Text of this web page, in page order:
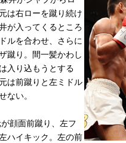
は右ローを蹴り続け
が入ってくるところ
ルを合わせ、さらに
蹴り。間一髪かわし
入り込もうとする
は前蹴りと左ミドル
ない。
顔面前蹴り、左フ
ハイキック。左の前